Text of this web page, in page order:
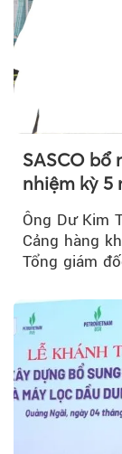
SASCO bổ
nhiệm kỳ 5
Ông Dư Kim
Cảng hàng
Tổng giám